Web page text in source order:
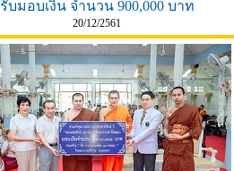
รับมอบเงิน จำนวน 900,000 บาท
20/12/2561